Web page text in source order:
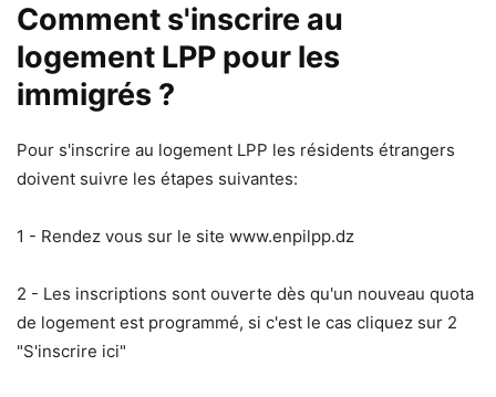
Comment s'inscrire au
logement LPP pour les
immigrés ?
Pour s'inscrire au logement LPP les résidents étrangers
doivent suivre les étapes suivantes:
1 - Rendez vous sur le site www.enpilpp.dz
2 - Les inscriptions sont ouverte dès qu'un nouveau quota
de logement est programmé, si c'est le cas cliquez sur 2
"S'inscrire ici"